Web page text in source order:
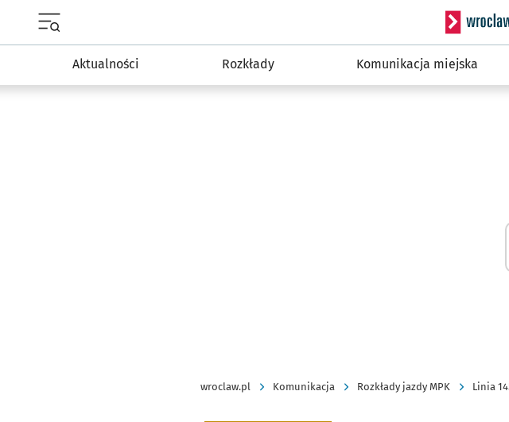
Serwis
Aktualności Rozkłady Komunikacja miejska
wroclaw.pl Komunikacja Rozkłady jazdy MPK Linia